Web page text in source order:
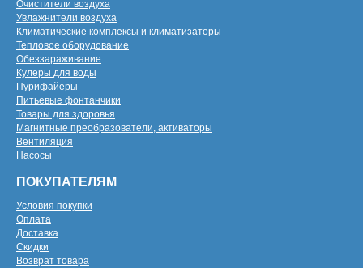
Очистители воздуха
Увлажнители воздуха
Климатические комплексы и климатизаторы
Тепловое оборудование
Обеззараживание
Кулеры для воды
Пурифайеры
Питьевые фонтанчики
Товары для здоровья
Магнитные преобразователи, активаторы
Вентиляция
Насосы
ПОКУПАТЕЛЯМ
Условия покупки
Оплата
Доставка
Скидки
Возврат товара